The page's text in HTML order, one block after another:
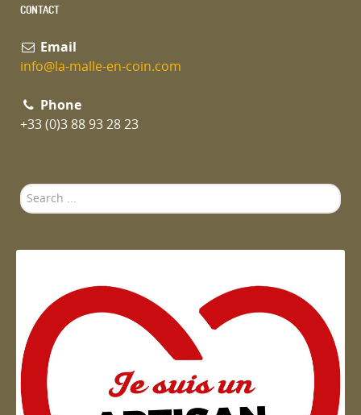
CONTACT
Email
info@la-malle-en-coin.com
Phone
+33 (0)3 88 93 28 23
Search
...